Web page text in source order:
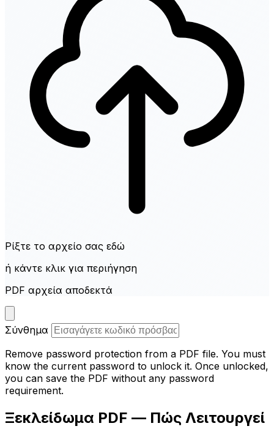
Ρίξτε το αρχείο σας εδώ
ή κάντε κλικ για περιήγηση
PDF αρχεία αποδεκτά
Σύνθημα
Remove password protection from a PDF file. You must
know the current password to unlock it. Once unlocked,
you can save the PDF without any password
requirement.
Ξεκλείδωμα PDF — Πώς Λειτουργεί